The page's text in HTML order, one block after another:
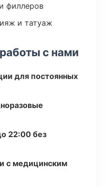
филлеров
и татуаж
с нами
для постоянных
22:00 без
с медицинским